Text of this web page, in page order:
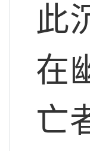
此
在
亡